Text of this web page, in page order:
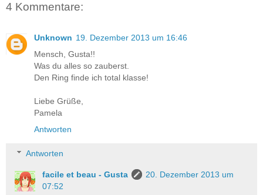
4 Kommentare:
Unknown 19. Dezember 2013 um 16:46
Mensch, Gusta!!
Was du alles so zauberst.
Den Ring finde ich total klasse!
Liebe Grüße,
Pamela
Antworten
Antworten
facile et beau - Gusta
20. Dezember 2013 um
07:52